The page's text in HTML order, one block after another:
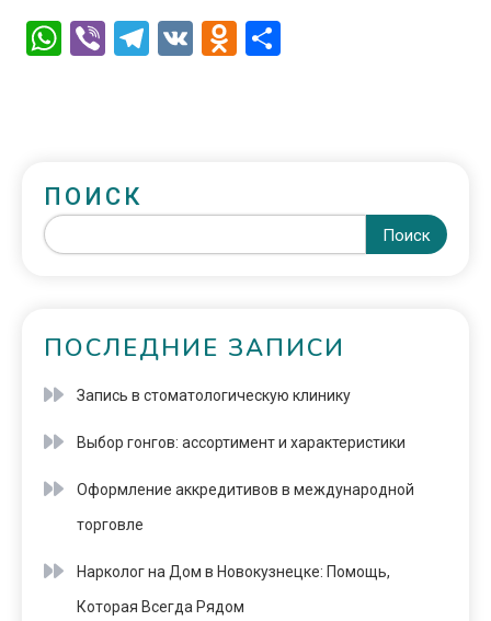
WhatsApp
ViberTelegram
VK Odnoklassniki
ПОИСК
Поиск
ПОСЛЕДНИЕ ЗАПИСИ
Запись в стоматологическую клинику
Выбор гонгов: ассортимент и характеристики
Оформление аккредитивов в международной
торговле
Нарколог на Дом в Новокузнецке: Помощь,
Которая Всегда Рядом